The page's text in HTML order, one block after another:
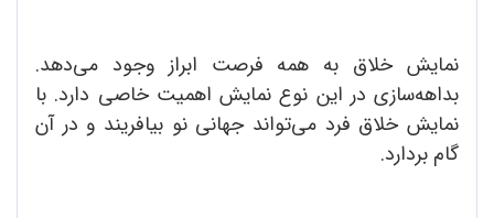
نمایش خلاق به همه فرصت ابراز وجود می‌دهد.
بداهه‌سازی در این نوع نمایش اهمیت خاصی دارد. با
نمایش خلاق فرد می‌تواند جهانی نو بیافریند و در آن
گام بردارد.